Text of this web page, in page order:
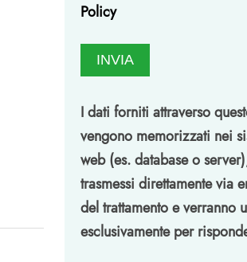
Policy
I dati forniti attraverso
vengono memorizzati nei
web (es. database o
trasmessi direttamente via
del trattamento e verranno
esclusivamente per